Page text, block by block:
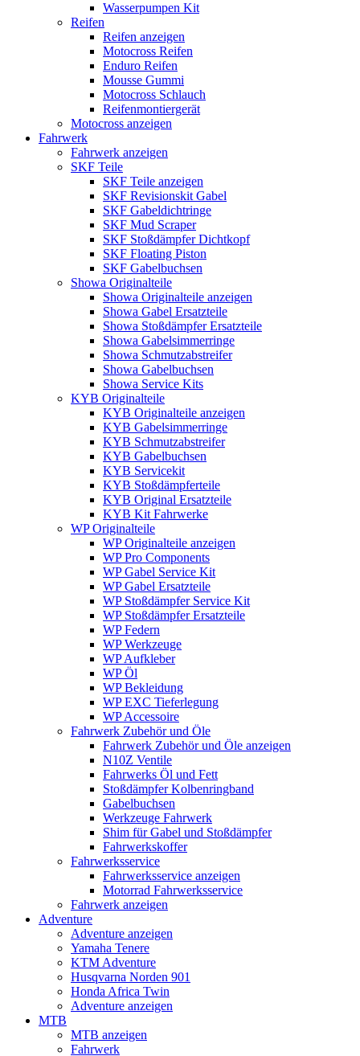
Wasserpumpen Kit
Reifen
Reifen anzeigen
Motocross Reifen
Enduro Reifen
Mousse Gummi
Motocross Schlauch
Reifenmontiergerät
Motocross anzeigen
Fahrwerk
Fahrwerk anzeigen
SKF Teile
SKF Teile anzeigen
SKF Revisionskit Gabel
SKF Gabeldichtringe
SKF Mud Scraper
SKF Stoßdämpfer Dichtkopf
SKF Floating Piston
SKF Gabelbuchsen
Showa Originalteile
Showa Originalteile anzeigen
Showa Gabel Ersatzteile
Showa Stoßdämpfer Ersatzteile
Showa Gabelsimmerringe
Showa Schmutzabstreifer
Showa Gabelbuchsen
Showa Service Kits
KYB Originalteile
KYB Originalteile anzeigen
KYB Gabelsimmerringe
KYB Schmutzabstreifer
KYB Gabelbuchsen
KYB Servicekit
KYB Stoßdämpferteile
KYB Original Ersatzteile
KYB Kit Fahrwerke
WP Originalteile
WP Originalteile anzeigen
WP Pro Components
WP Gabel Service Kit
WP Gabel Ersatzteile
WP Stoßdämpfer Service Kit
WP Stoßdämpfer Ersatzteile
WP Federn
WP Werkzeuge
WP Aufkleber
WP Öl
WP Bekleidung
WP EXC Tieferlegung
WP Accessoire
Fahrwerk Zubehör und Öle
Fahrwerk Zubehör und Öle anzeigen
N10Z Ventile
Fahrwerks Öl und Fett
Stoßdämpfer Kolbenringband
Gabelbuchsen
Werkzeuge Fahrwerk
Shim für Gabel und Stoßdämpfer
Fahrwerkskoffer
Fahrwerksservice
Fahrwerksservice anzeigen
Motorrad Fahrwerksservice
Fahrwerk anzeigen
Adventure
Adventure anzeigen
Yamaha Tenere
KTM Adventure
Husqvarna Norden 901
Honda Africa Twin
Adventure anzeigen
MTB
MTB anzeigen
Fahrwerk